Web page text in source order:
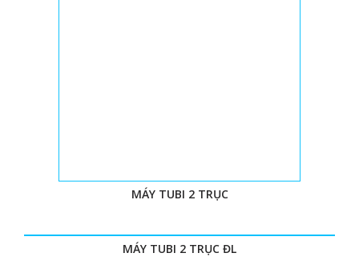
MÁY TUBI 2 TRỤC
MÁY TUBI 2 TRỤC ĐL